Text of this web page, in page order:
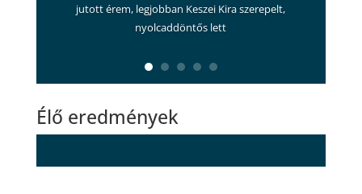
jutott érem, legjobban Keszei Kira szerepelt,
nyolcaddöntős lett
Élő eredmények